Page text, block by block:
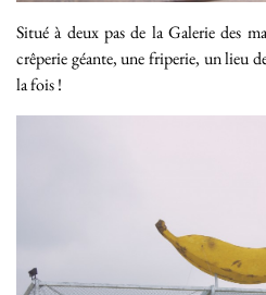
Situé à deux pas de la Galerie des
crêperie géante, une friperie, un lieu
la fois !